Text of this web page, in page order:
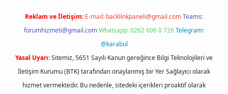
Reklam ve İletişim: E-mail: backlinkpaneli@gmail.comTeams:
forumhizmeti@gmail.comWhatsapp: 0262 606 0 726Telegram:
@karabul
Yasal Uyarı:Sitemiz, 5651 Sayılı Kanun gereğince Bilgi Teknolojileri ve
İletişim Kurumu (BTK) tarafından onaylanmış bir Yer Sağlayıcı olarak
hizmet vermektedir. Bu nedenle, sitedeki içerikleri proaktif olarak